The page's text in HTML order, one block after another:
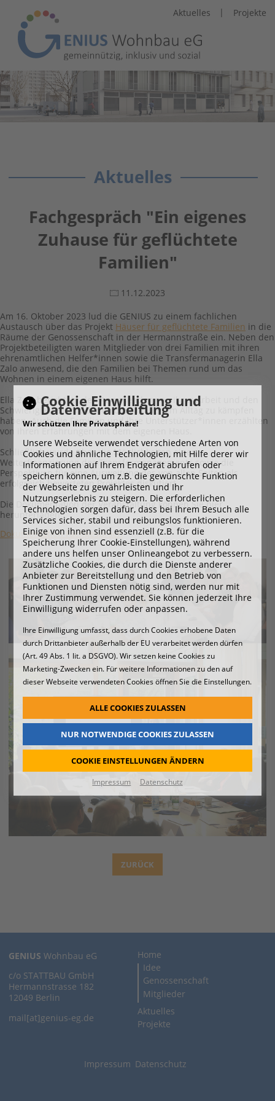
Aktuelles | Projekte
Aktuelles
Fachgespräch "Ein eigenes
Zuhause für geflüchtete
Familien"
11.12.2023
Am 16. Oktober 2023 lud die GENIUS zu einem fachlichen
Austausch über das Projekt Häuser für geflüchtete Familien in die
Räume der Genossenschaft in der Hermannstraße ein. Neben den
Projektbeteiligten waren Mitglieder von drei Familien mit ihren
ehrenamtlichen Helfer*innen sowie die Transfermanagerin Ella
Zalo anwesend, die den Familien bei Themen rund um das
Wohnen in einem eigenen Haus hilft.
Ella Zalo berichtete den Anwesenden von ihrer Arbeit und den
Schwierigkeiten, mit denen die Familien im Alltag zu kämpfen
haben. Auch die Familien und ihre Unterstützer*innen erzählten
von ihren Erfahrungen mit dem eigenen Haus.
Schließlich wurde über die Möglichkeiten einer
Weiterfinanzierung des Transfermanagements sowie die
Perspektiven für eine Ausweitung des von allen Seiten als
erfolgreich bewerteten Projektes diskutiert.
Die Dokumentation der Veranstaltung können Sie hier
herunterladen:
Dokumentation Fachgespräch
ZURÜCK
GENIUSWohnbau eG
c/o STATTBAU GmbH
Hermannstrasse 182
12049 Berlin
mail[at]genius-eg.de
Home
Idee
Genossenschaft
Mitglieder
Aktuelles
Projekte
Impressum Datenschutz
Cookie Einwilligung und
Datenverarbeitung
Wir schützen Ihre Privatsphäre!
Unsere Webseite verwendet verschiedene Arten von
Cookies und ähnliche Technologien, mit Hilfe derer wir
Informationen auf Ihrem Endgerät abrufen oder
speichern können, um z.B. die gewünschte Funktion
der Webseite zu gewährleisten und Ihr
Nutzungserlebnis zu steigern. Die erforderlichen
Technologien sorgen dafür, dass bei Ihrem Besuch alle
Services sicher, stabil und reibungslos funktionieren.
Einige von ihnen sind essenziell (z.B. für die
Speicherung Ihrer Cookie-Einstellungen), während
andere uns helfen unser Onlineangebot zu verbessern.
Zusätzliche Cookies, die durch die Dienste anderer
Anbieter zur Bereitstellung und den Betrieb von
Funktionen und Diensten nötig sind, werden nur mit
Ihrer Zustimmung verwendet. Sie können jederzeit Ihre
Einwilligung widerrufen oder anpassen.
Ihre Einwilligung umfasst, dass durch Cookies erhobene Daten
durch Drittanbieter außerhalb der EU verarbeitet werden dürfen
(Art. 49 Abs. 1 lit. a DSGVO). Wir setzen keine Cookies zu
Marketing-Zwecken ein. Für weitere Informationen zu den auf
dieser Webseite verwendeten Cookies öffnen Sie die Einstellungen.
ALLE COOKIES ZULASSEN
NUR NOTWENDIGE COOKIES ZULASSEN
COOKIE EINSTELLUNGEN ÄNDERN
Impressum Datenschutz